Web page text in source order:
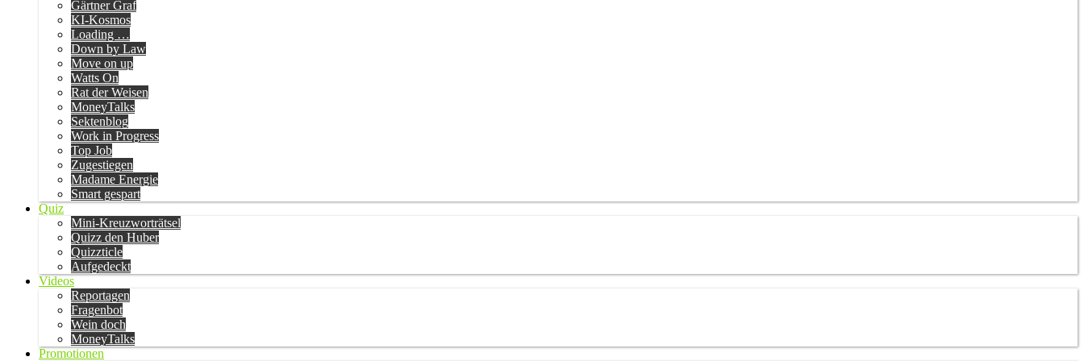
Gärtner Graf
KI-Kosmos
Loading …
Down by Law
Move on up
Watts On
Rat der Weisen
MoneyTalks
Sektenblog
Work in Progress
Top Job
Zugestiegen
Madame Energie
Smart gespart
Quiz
Mini-Kreuzworträtsel
Quizz den Huber
Quizzticle
Aufgedeckt
Videos
Reportagen
Fragenbot
Wein doch
MoneyTalks
Promotionen